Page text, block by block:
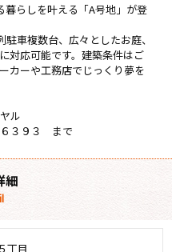
らしを叶える「A号地」が登
車複数台、広々としたお庭、
対応可能です。建築条件はご
カーや工務店でじっくり夢を
ル
３９３ まで
細
丁目